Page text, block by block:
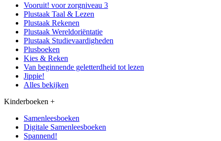
Vooruit! voor zorgniveau 3
Plustaak Taal & Lezen
Plustaak Rekenen
Plustaak Wereldoriëntatie
Plustaak Studievaardigheden
Plusboeken
Kies & Reken
Van beginnende geletterdheid tot lezen
Jippie!
Alles bekijken
Kinderboeken +
Samenleesboeken
Digitale Samenleesboeken
Spannend!